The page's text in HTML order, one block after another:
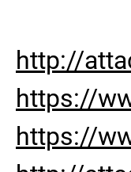
http://
https://
https://